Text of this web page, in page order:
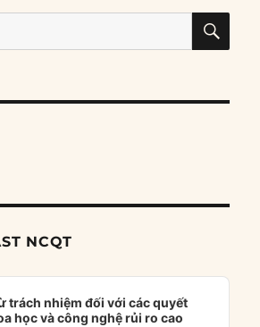
NCQT
trách nhiệm đối với các quyết
học và công nghệ rủi ro cao